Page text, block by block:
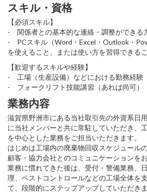
スキル・資格
【必須スキル】
- 関係者との基本的な連絡・調整ができる
- PCスキル（Word・Excel・Outlook・
を使えること、または使い方を習得できるこ
【歓迎するスキルや経験】
- 工場（生産設備）などにおける勤務経験
- フォークリフト技能講習（あれば尚可）
業務内容
滋賀県野洲市にある当社取引先の外資系日
に当社メンバーと共に常駐していただき、
を中心とした業務をご担当いただきます。
はじめは工場内の廃棄物回収スケジュール
顧客・協力会社とのコミュニケーションを
業務に慣れてきた後は、受付・警備業務、
理、ペストコントロールなどの工場全体を
て、段階的にステップアップしていただきま